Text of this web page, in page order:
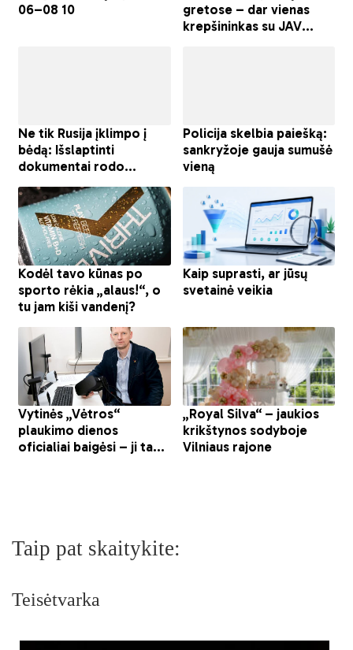
Taip pat skaitykite:
Teisėtvarka